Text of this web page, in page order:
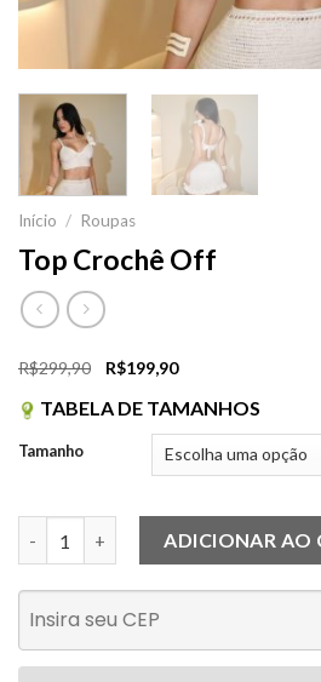
Início / Roupas
Top Crochê Off
R$299,90
O
original
R$299,90.
R$199,90O
atual
é:
R$199,90.
TABELA DE TAMANHOS
Tamanho
ADICIONAR AO